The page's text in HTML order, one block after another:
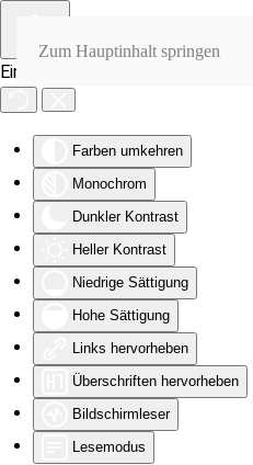
Eingabehilfen öffnen
Farben umkehren
Monochrom
Dunkler Kontrast
Heller Kontrast
Niedrige Sättigung
Hohe Sättigung
Links hervorheben
Überschriften hervorheben
Bildschirmleser
Lesemodus
Zum Hauptinhalt springen